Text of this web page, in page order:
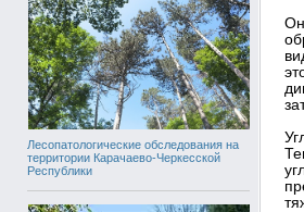
Лесопатологические обследования на
территории Карачаево-Черкесской
Республики